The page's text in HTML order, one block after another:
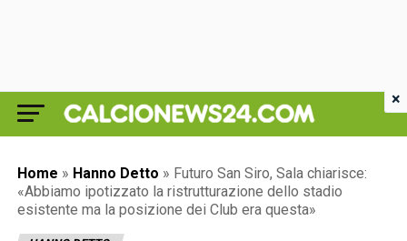
Home » Hanno Detto » Futuro San Siro, Sala chiarisce:
«Abbiamo ipotizzato la ristrutturazione dello stadio
esistente ma la posizione dei Club era questa»
×